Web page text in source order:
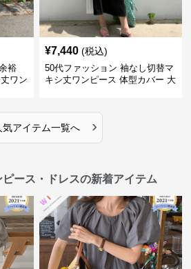
裕
ワン
¥7,440 (税込)
50代ファッション 袖なし切替マ
キシ丈ワンピース 体型カバー 大
気アイテム一覧へ ›
ース・ドレスの新着アイテム